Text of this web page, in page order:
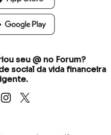
seu @ no Forum?
social da vida financeira
Instagram
X